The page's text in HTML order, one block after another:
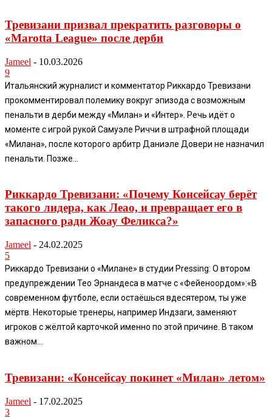
Тревизани призвал прекратить разговоры о
«Marotta League» после дерби
Jameel - 10.03.2026
9
Итальянский журналист и комментатор Риккардо Тревизани
прокомментировал полемику вокруг эпизода с возможным
пенальти в дерби между «Милан» и «Интер». Речь идёт о
моменте с игрой рукой Самуэле Риччи в штрафной площади
«Милана», после которого арбитр Даниэле Довери не назначил
пенальти. Позже...
Риккардо Тревизани: «Почему Консейсау берёт
такого лидера, как Леао, и превращает его в
запасного ради Жоау Феликса?»
Jameel - 24.02.2025
5
Риккардо Тревизани о «Милане» в студии Pressing: О втором
предупреждении Тео Эрнандеса в матче с «Фейеноордом»:«В
современном футболе, если остаёшься вдесятером, ты уже
мёртв. Некоторые тренеры, например Индзаги, заменяют
игроков с жёлтой карточкой именно по этой причине. В таком
важном...
Тревизани: «Консейсау покинет «Милан» летом»
Jameel - 17.02.2025
3